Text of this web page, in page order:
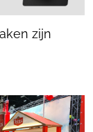
zijn